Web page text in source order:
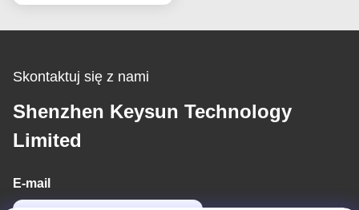
Skontaktuj się z nami
Shenzhen Keysun Technology
Limited
E-mail